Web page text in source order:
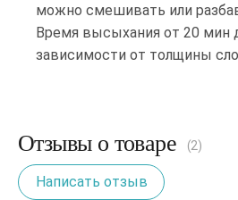
можно смешивать или
Время высыхания от 20 мин
зависимости от толщины
Отзывы о товаре (2)
Написать отзыв